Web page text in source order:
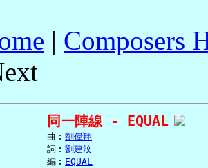
| Composers
同一陣線 - EQUAL
     曲︰
劉偉翔
     詞︰
劉建汶
     編︰
EQUAL